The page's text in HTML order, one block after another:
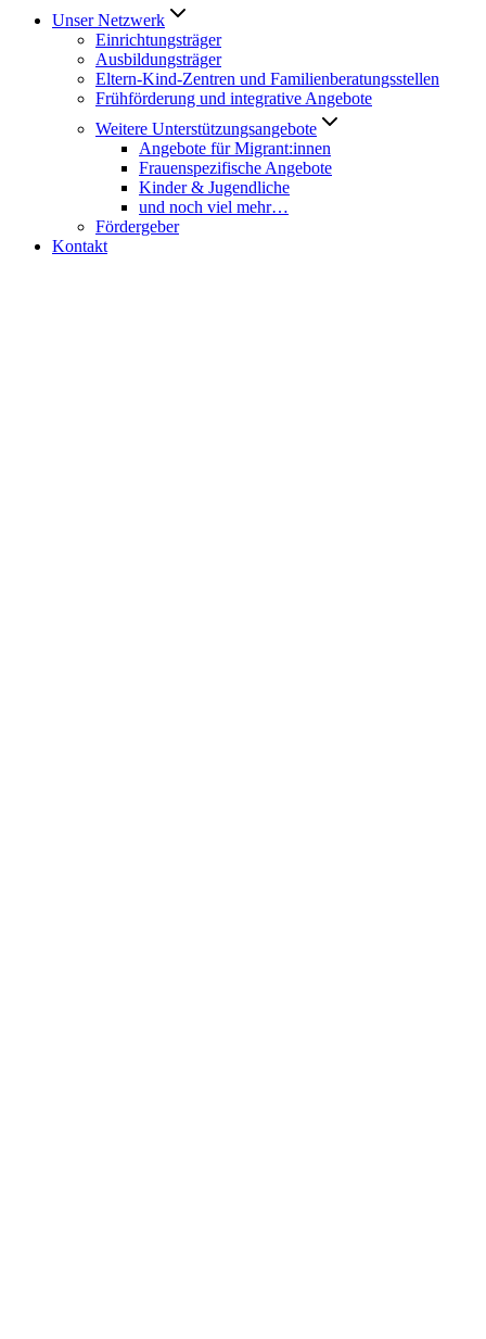
Unser Netzwerk
Einrichtungsträger
Ausbildungsträger
Eltern-Kind-Zentren und Familienberatungsstellen
Frühförderung und integrative Angebote
Weitere Unterstützungsangebote
Angebote für Migrant:innen
Frauenspezifische Angebote
Kinder & Jugendliche
und noch viel mehr…
Fördergeber
Kontakt